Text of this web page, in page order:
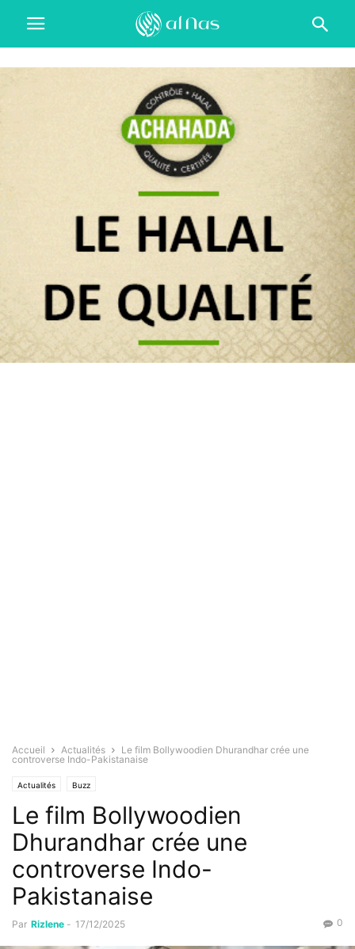
Accueil Actualités
Le film Bollywoodien Dhurandhar crée une
controverse Indo-Pakistanaise
Actualités Buzz
Le film Bollywoodien
Dhurandhar crée une
controverse Indo-
Pakistanaise
Par Rizlene - 17/12/2025 0